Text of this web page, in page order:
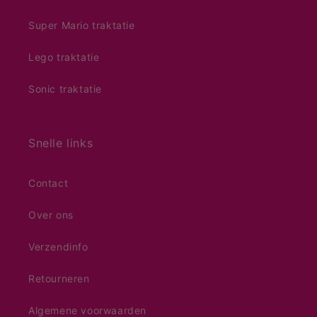
Super Mario traktatie
Lego traktatie
Sonic traktatie
Snelle links
Contact
Over ons
Verzendinfo
Retourneren
Algemene voorwaarden